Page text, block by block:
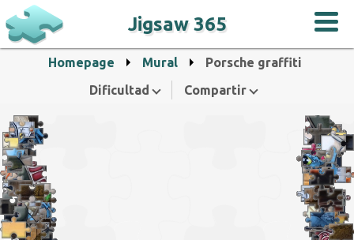
Jigsaw 365
Homepage Mural
Porsche graffiti
Dificultad
Compartir